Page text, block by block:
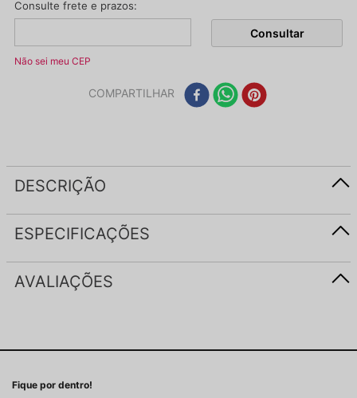
Não sei meu CEP
COMPARTILHAR
DESCRIÇÃO
ESPECIFICAÇÕES
AVALIAÇÕES
Fique por dentro!